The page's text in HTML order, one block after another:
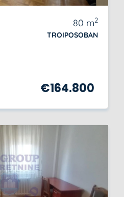
80 m2
TROIPOSOBAN
€164.800